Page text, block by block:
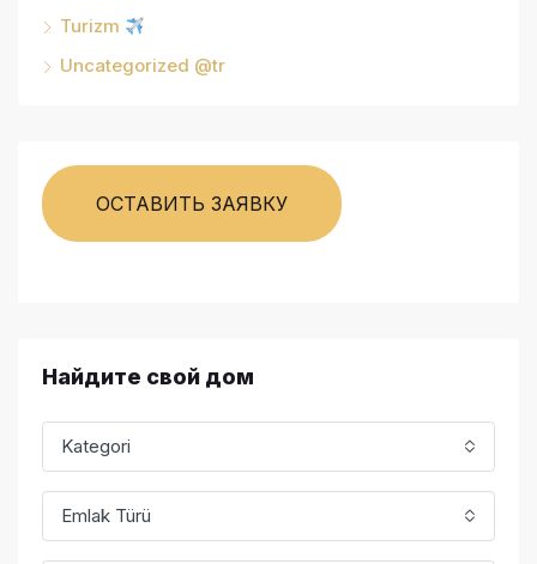
Turizm
Uncategorized @tr
ОСТАВИТЬ ЗАЯВКУ
Найдите свой дом
Kategori
Emlak Türü